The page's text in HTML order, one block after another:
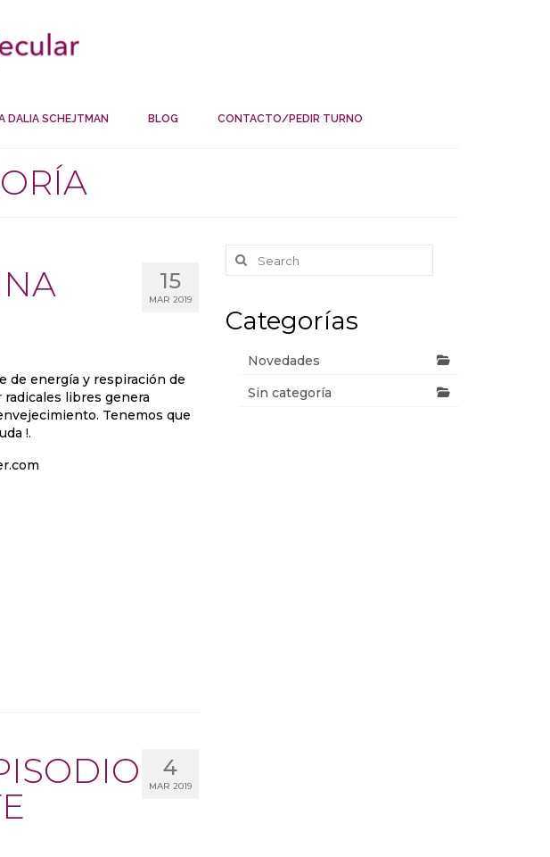
DALIA SCHEJTMAN BLOG CONTACTO/PEDIR TURNO
15
MAR 2019
de energía y respiración de
libres genera
Tenemos que
!.
4
MAR 2019
Search
for:
Categorías
Novedades
Sin categoría